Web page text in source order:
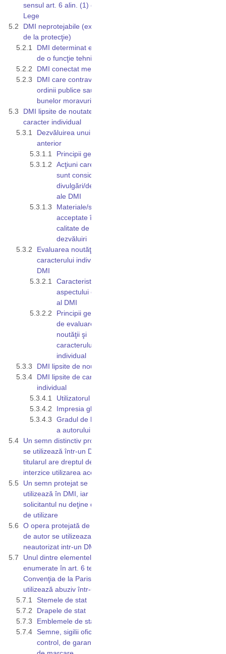
sensul art. 6 alin. (1) din
Lege
DMI neprotejabile (excluse
de la protecţie)
DMI determinat exclusiv
de o funcţie tehnică
DMI conectat mecanic
DMI care contravine
ordinii publice sau
bunelor moravuri
DMI lipsite de noutate şi
caracter individual
Dezvăluirea unui DMI
anterior
Principii generale
Acţiuni care nu
sunt considerate
divulgări/dezvăluiri
ale DMI
Materiale/surse
acceptate în
calitate de
dezvăluiri
Evaluarea noutăţii şi
caracterului individual al
DMI
Caracteristicile
aspectului exterior
al DMI
Principii generale
de evaluare a
noutăţii şi
caracterului
individual
DMI lipsite de noutate
DMI lipsite de caracter
individual
Utilizatorul avizat
Impresia globală
Gradul de liberate
a autorului
Un semn distinctiv protejat
se utilizează într-un DMI, iar
titularul are dreptul de a
interzice utilizarea acestuia
Un semn protejat se
utilizează în DMI, iar
solicitantul nu deţine dreptul
de utilizare
O opera protejată de dreptul
de autor se utilizeaza
neautorizat intr-un DMI
Unul dintre elementele
enumerate în art. 6 ter din
Convenţia de la Paris se
utilizează abuziv într-un DMI
Stemele de stat
Drapele de stat
Emblemele de stat
Semne, sigilii oficiale de
control, de garanție şi